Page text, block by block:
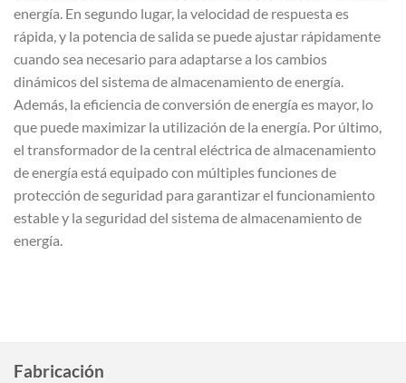
energía. En segundo lugar, la velocidad de respuesta es
rápida, y la potencia de salida se puede ajustar rápidamente
cuando sea necesario para adaptarse a los cambios
dinámicos del sistema de almacenamiento de energía.
Además, la eficiencia de conversión de energía es mayor, lo
que puede maximizar la utilización de la energía. Por último,
el transformador de la central eléctrica de almacenamiento
de energía está equipado con múltiples funciones de
protección de seguridad para garantizar el funcionamiento
estable y la seguridad del sistema de almacenamiento de
energía.
Fabricación